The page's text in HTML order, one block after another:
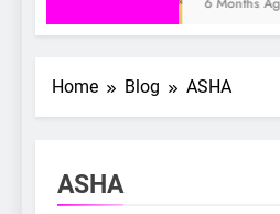
Home Blog ASHA
ASHA